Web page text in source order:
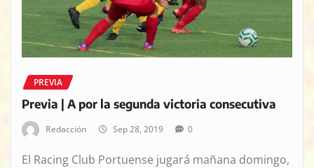
PREVIA
Previa | A por la segunda victoria consecutiva
Redacción Sep 28, 2019 0
El Racing Club Portuense jugará mañana domingo,